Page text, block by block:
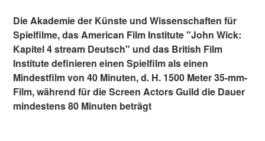
Die Akademie der Künste und Wissenschaften für
Spielfilme, das American Film Institute "John Wick:
Kapitel 4 stream Deutsch" und das British Film
Institute definieren einen Spielfilm als einen
Mindestfilm von 40 Minuten, d. H. 1500 Meter 35-mm-
Film, während für die Screen Actors Guild die Dauer
mindestens 80 Minuten beträgt